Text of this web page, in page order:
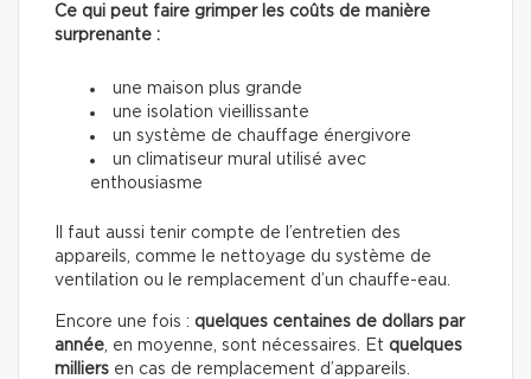
Ce qui peut faire grimper les coûts de manière
surprenante :
une maison plus grande
une isolation vieillissante
un système de chauffage énergivore
un climatiseur mural utilisé avec
enthousiasme
Il faut aussi tenir compte de l’entretien des
appareils, comme le nettoyage du système de
ventilation ou le remplacement d’un chauffe-eau.
Encore une fois : quelques centaines de dollars par
année , en moyenne, sont nécessaires. Et quelques
milliers en cas de remplacement d’appareils.